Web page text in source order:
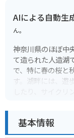
AIによる自動生
ん。
神奈川県のほぼ中
て造られた人造湖
で、特に春の桜と
す。湖畔には、遊
したり、サイク
バイクで訪れる
ます。津久井湖周
基本情報